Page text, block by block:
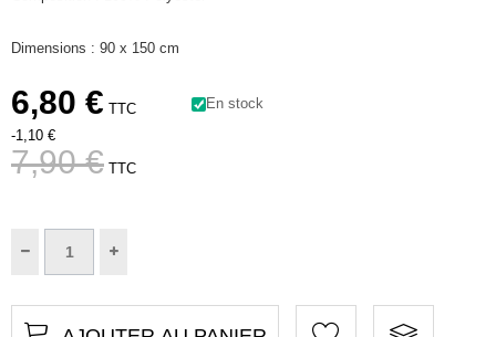
Dimensions : 90 x 150 cm
6,80 € TTC
-1,10 €
7,90 € TTC
En stock